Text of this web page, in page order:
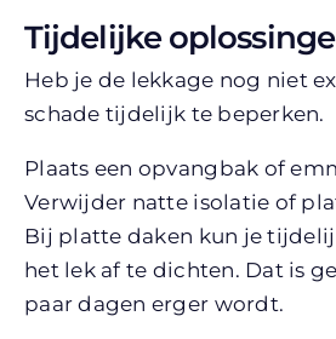
Tijdelijke
Heb je de lekkage nog niet
schade tijdelijk te beperken.
Plaats een opvangbak of
Verwijder natte isolatie of
Bij platte daken kun je
het lek af te dichten. Dat is
paar dagen erger wordt.